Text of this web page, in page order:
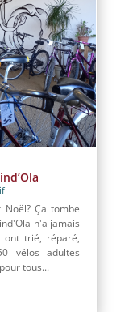
Ça tombe
n'a jamais
ont trié, réparé,
vélos adultes
tous...